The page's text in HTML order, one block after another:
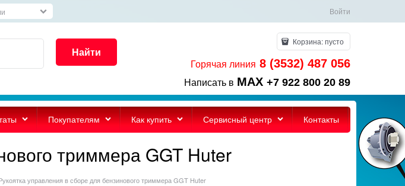
Войти
Найти
Корзина:пусто
Горячая линия 8 (3532) 487 056
Написать в MAX +7 922 800 20 89
Покупателям Как купить Сервисный центр Контакты
триммера GGT Huter
управления в сборе для бензинового триммера GGT Huter